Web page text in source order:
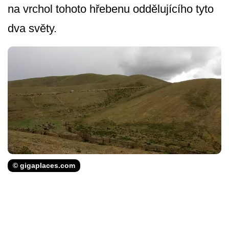
na vrchol tohoto hřebenu oddělujícího tyto
dva světy.
© gigaplaces.com